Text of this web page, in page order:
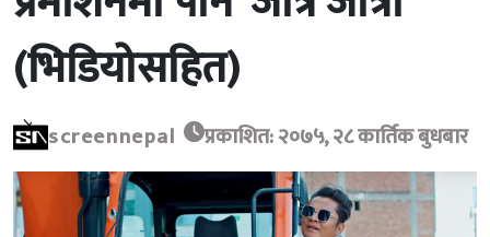
(भिडियोसहित)
screennepal प्रकाशित: २०७५, २८ कार्तिक बुधबार